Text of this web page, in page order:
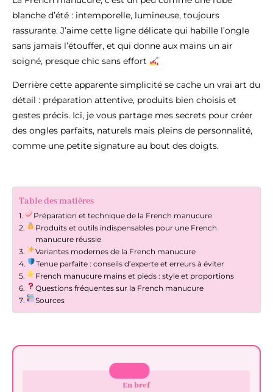
blanche d’été : intemporelle, lumineuse, toujours
rassurante. J’aime cette ligne délicate qui habille l’ongle
sans jamais l’étouffer, et qui donne aux mains un air
soigné, presque chic sans effort
Derrière cette apparente simplicité se cache un vrai art du
détail : préparation attentive, produits bien choisis et
gestes précis. Ici, je vous partage mes secrets pour créer
des ongles parfaits, naturels mais pleins de personnalité,
comme une petite signature au bout des doigts.
Table des matières
Préparation et technique de la French manucure
Produits et outils indispensables pour une French
manucure réussie
Variantes modernes de la French manucure
Tenue parfaite : conseils d’experte et erreurs à éviter
French manucure mains et pieds : style et proportions
Questions fréquentes sur la French manucure
Sources
En bref